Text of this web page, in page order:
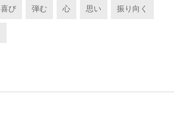
喜び 弾む 心 思い 振り向く